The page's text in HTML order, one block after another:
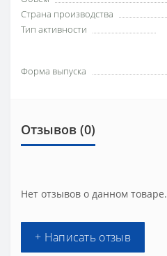
Страна производства
Тип активности
Форма выпуска
Отзывов (0)
Нет отзывов о данном товаре.
+ Написать отзыв